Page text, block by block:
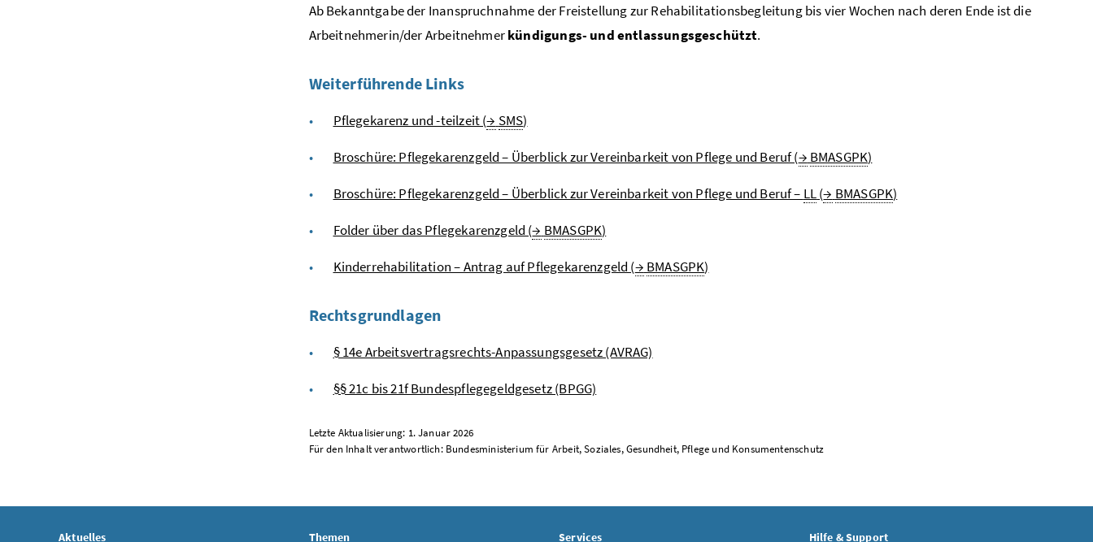
Ab Bekanntgabe der Inanspruchnahme der Freistellung zur Rehabilitationsbegleitung bis vier Wochen nach deren Ende ist die
Arbeitnehmerin/der Arbeitnehmerkündigungs- und entlassungsgeschützt.
Weiterführende Links
Pflegekarenz und -teilzeit (→ SMS)
Broschüre: Pflegekarenzgeld – Überblick zur Vereinbarkeit von Pflege und Beruf (→ BMASGPK)
Broschüre: Pflegekarenzgeld – Überblick zur Vereinbarkeit von Pflege und Beruf – LL(→ BMASGPK)
Folder über das Pflegekarenzgeld (→ BMASGPK)
Kinderrehabilitation – Antrag auf Pflegekarenzgeld (→ BMASGPK)
Rechtsgrundlagen
§ 14e Arbeitsvertragsrechts-Anpassungsgesetz (AVRAG)
§§ 21c bis 21f Bundespflegegeldgesetz (BPGG)
Letzte Aktualisierung: 1. Januar 2026
Für den Inhalt verantwortlich: Bundesministerium für Arbeit, Soziales, Gesundheit, Pflege und Konsumentenschutz
Aktuelles Themen Services Hilfe & Support